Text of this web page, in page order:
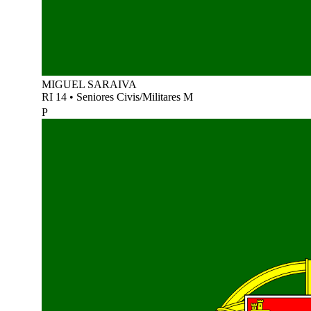
MIGUEL SARAIVA
RI 14 • Seniores Civis/Militares M
P